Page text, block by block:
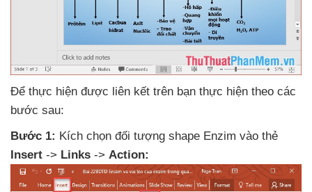
Để thực hiện được liên kết trên bạn thực hiện theo các
bước sau:
Bước 1: Kích chọn đối tượng shape Enzim vào thẻ
Insert -> Links -> Action: